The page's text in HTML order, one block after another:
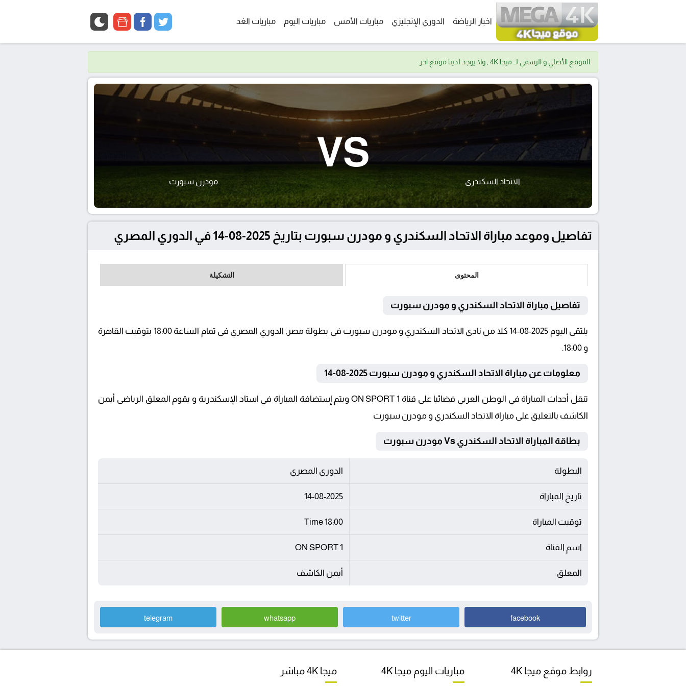
اخبار الرياضة الدوري الإنجليزي مباريات الأمس مباريات اليوم مباريات الغد twitter
facebook
google
الموقع الأصلي و الرسمي لــ ميجا 4K , ولا يوجد لدينا موقع اخر.
الاتحاد السكندري
VS
مودرن سبورت
تفاصيل وموعد مباراة الاتحاد السكندري و مودرن سبورت بتاريخ 2025-08-14 في الدوري المصري
المحتوى التشكيلة
تفاصيل مباراة الاتحاد السكندري و مودرن سبورت
يلتقى اليوم 2025-08-14 كلا من نادى الاتحاد السكندري و مودرن سبورت فى بطولة مصر, الدوري المصري فى تمام الساعة 18:00 بتوقيت القاهرة
و 18:00.
معلومات عن مباراة الاتحاد السكندري و مودرن سبورت 2025-08-14
تنقل أحداث المباراة في الوطن العربي فضائيا على قناة ON SPORT 1 ويتم إستضافة المباراة في استاد الإسكندرية و يقوم المعلق الرياضى أيمن
الكاشف بالتعليق على مباراة الاتحاد السكندري و مودرن سبورت
بطاقة المباراة الاتحاد السكندري Vs مودرن سبورت
البطولة الدوري المصري
تاريخ المباراة 14-08-2025
توقيت المباراة 18:00 Time
اسم القناة ON SPORT 1
المعلق أيمن الكاشف
facebook
twitter
whatsapp
telegram
روابط موقع ميجا 4K مباريات اليوم ميجا 4K ميجا 4K مباشر